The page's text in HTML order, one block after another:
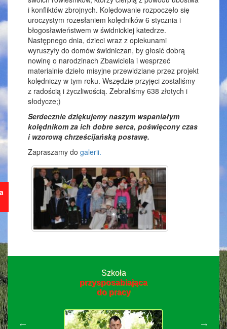
i konfliktów zbrojnych. Kolędowanie rozpoczęło się
uroczystym rozesłaniem kolędników 6 stycznia i
błogosławieństwem w świdnickiej katedrze.
Następnego dnia, dzieci wraz z opiekunami
wyruszyły do domów świdniczan, by głosić dobrą
nowinę o narodzinach Zbawiciela i wesprzeć
materialnie dzieło misyjne przewidziane przez projekt
kolędniczy w tym roku. Wszędzie przyjęci zostaliśmy
z radością i życzliwością. Zebraliśmy 638 złotych i
słodycze;)
Serdecznie dziękujemy naszym wspaniałym
kolędnikom za ich dobre serca, poświęcony czas
i wzorową chrześcijańską postawę.
Zapraszamy do galerii.
Szkoła
przysposabiająca
do pracy